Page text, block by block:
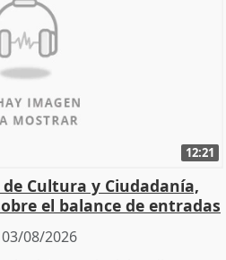
12:21
Cultura y Ciudadanía,
el balance de entradas
03/08/2026